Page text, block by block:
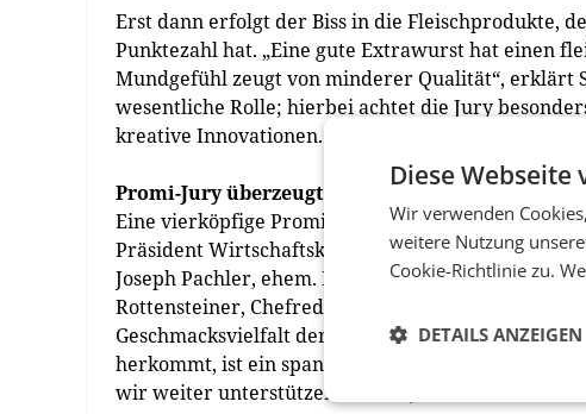
Erst dann erfolgt der Biss in die Fleischprodukte,
Punktezahl hat. „Eine gute Extrawurst hat einen
Mundgefühl zeugt von minderer Qualität“, erklärt
wesentliche Rolle; hierbei achtet die Jury
kreative Innovationen.
Promi-Jury überzeugt von bester Qualität
Eine vierköpfige Promi-Jury bestehend aus
Präsident Wirtschaftskammer Kärnten, Hans
Joseph Pachler, ehem. Europa- und Staatsmeister
Rottensteiner, Chefredakteur
Geschmacksvielfalt der eingesendeten Produkte.
herkommt, ist ein spannendes Erlebnis. Die
wir weiter unterstützen sollten“, berichtet Peter
Diese Webseite
Wir verwenden
weitere Nutzung
Cookie-Richtlinie zu.
DETAILS ANZEIGEN